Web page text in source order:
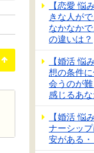
【恋愛 悩
きな人がで
なかなか
の違いは？
【婚活 悩
想の条件
会うのが
感じるあ
【婚活 悩
ナーシッ
安がある